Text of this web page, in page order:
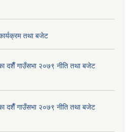
तथा बजेट
दशैँ गाउँसभा २०७९ नीति तथा बजेट
दशैँ गाउँसभा २०७९ नीति तथा बजेट